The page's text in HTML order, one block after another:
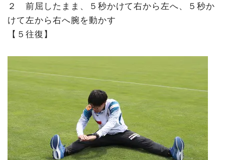
２ 前屈したまま、５秒かけて右から左へ、５秒か
けて左から右へ腕を動かす
【５往復】